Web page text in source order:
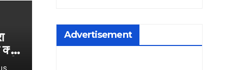
Advertisement